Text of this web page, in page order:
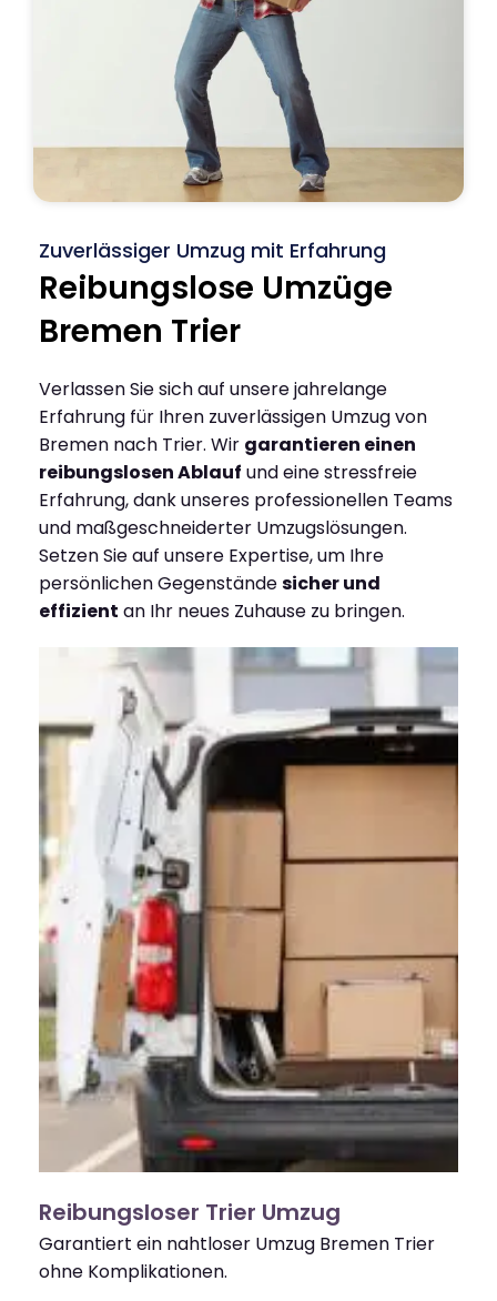
Zuverlässiger Umzug mit Erfahrung
Reibungslose Umzüge
Bremen Trier
Verlassen Sie sich auf unsere jahrelange
Erfahrung für Ihren zuverlässigen Umzug von
Bremen nach Trier. Wir garantieren einen
reibungslosen Ablauf und eine stressfreie
Erfahrung, dank unseres professionellen Teams
und maßgeschneiderter Umzugslösungen.
Setzen Sie auf unsere Expertise, um Ihre
persönlichen Gegenständesicher und
effizient an Ihr neues Zuhause zu bringen.
Reibungsloser Trier Umzug
Garantiert ein nahtloser Umzug Bremen Trier
ohne Komplikationen.